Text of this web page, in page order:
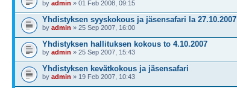
by admin » 01 Feb 2008, 09:15
Yhdistyksen syyskokous ja jäsensafari la 27.10.2007
by admin » 25 Sep 2007, 16:00
Yhdistyksen hallituksen kokous to 4.10.2007
by admin » 25 Sep 2007, 15:43
Yhdistyksen kevätkokous ja jäsensafari
by admin » 19 Feb 2007, 10:43